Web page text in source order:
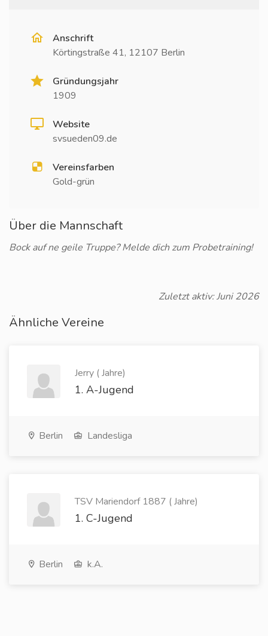
Anschrift
Körtingstraße 41, 12107 Berlin
Gründungsjahr
1909
Website
svsueden09.de
Vereinsfarben
Gold-grün
Über die Mannschaft
Bock auf ne geile Truppe? Melde dich zum Probetraining!
Zuletzt aktiv: Juni 2026
Ähnliche Vereine
Jerry ( Jahre)
1. A-Jugend
Berlin Landesliga
TSV Mariendorf 1887 ( Jahre)
1. C-Jugend
Berlin k.A.